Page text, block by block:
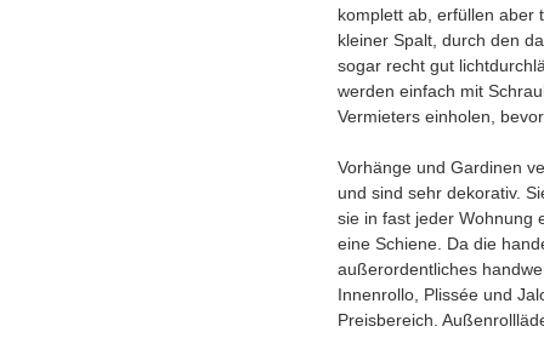
komplett ab, erfüllen aber
kleiner Spalt, durch den
sogar recht gut
werden einfach mit
Vermieters einholen,
Vorhänge und Gardinen
und sind sehr dekorativ.
sie in fast jeder Wohnung
eine Schiene. Da die
außerordentliches
Innenrollo, Plissée und
Preisbereich.